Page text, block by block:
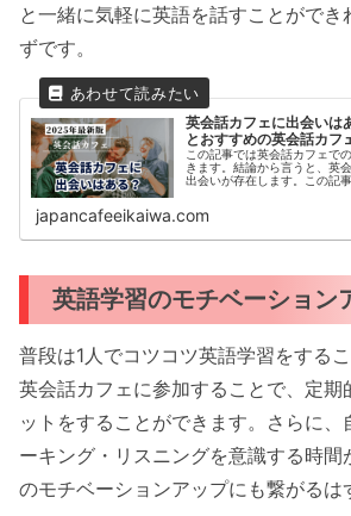
と一緒に気軽に英語を話すことができ
ずです。
英会話カフェに出会いは
とおすすめの英会話カフ
この記事では英会話カフェで
きます。結論から言うと、英
出会いが存在します。この記
japancafeeikaiwa.com
英語学習のモチベーション
普段は1人でコツコツ英語学習をするこ
英会話カフェに参加することで、定期
ットをすることができます。さらに
ーキング・リスニングを意識する時間
のモチベーションアップにも繋がるは